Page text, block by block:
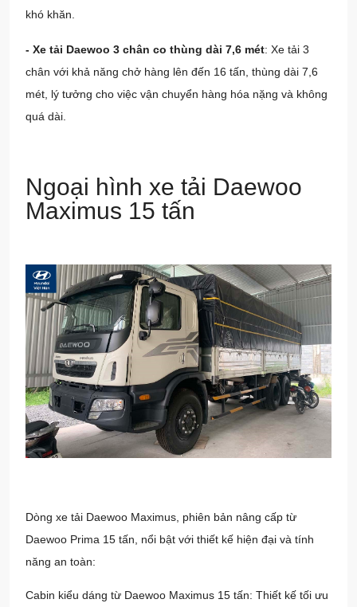
khó khăn.
- Xe tải Daewoo 3 chân co thùng dài 7,6 mét: Xe tải 3
chân với khả năng chở hàng lên đến 16 tấn, thùng dài 7,6
mét, lý tưởng cho việc vận chuyển hàng hóa nặng và không
quá dài.
Ngoại hình xe tải Daewoo
Maximus 15 tấn
Dòng xe tải Daewoo Maximus, phiên bản nâng cấp từ
Daewoo Prima 15 tấn, nổi bật với thiết kế hiện đại và tính
năng an toàn:
Cabin kiểu dáng từ Daewoo Maximus 15 tấn: Thiết kế tối ưu